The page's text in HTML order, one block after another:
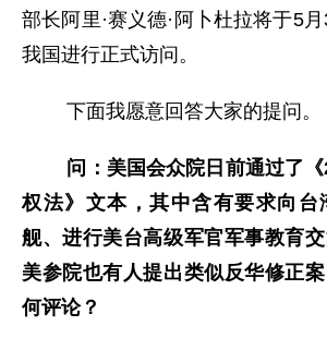
部长阿里·赛义德·阿卜杜拉将于5
我国进行正式访问。
下面我愿意回答大家的提问。
问：美国会众院日前通过了
权法》文本，其中含有要求向台
舰、进行美台高级军官军事教育交
美参院也有人提出类似反华修正
何评论？